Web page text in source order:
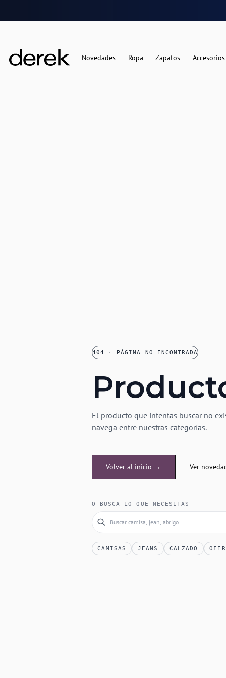
Novedades Ropa Zapatos Accesorios
404 · PÁGINA NO ENCONTRADA
El producto que intentas buscar no
navega entre nuestras categorías.
Volver al inicio → Ver
O BUSCA LO QUE NECESITAS
CAMISAS JEANS CALZADO